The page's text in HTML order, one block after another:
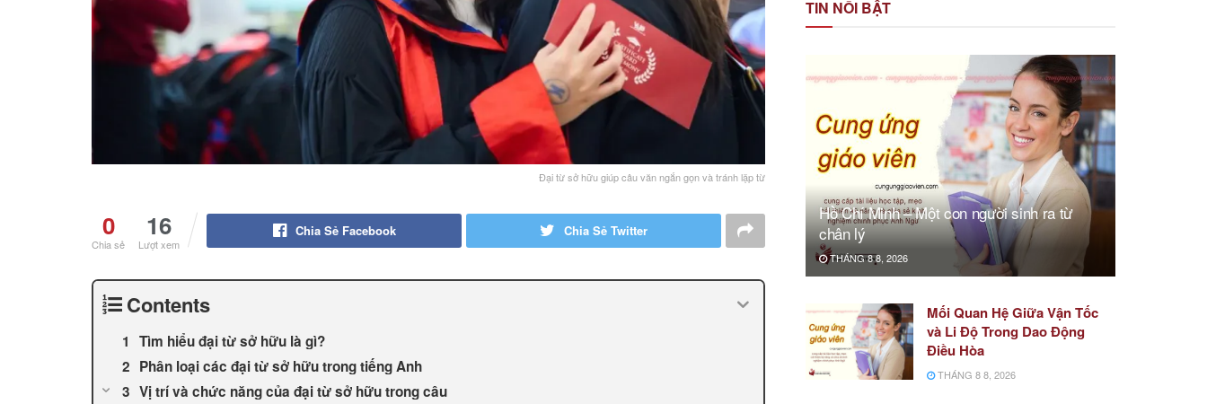
Đại từ sở hữu giúp câu văn ngắn gọn và tránh lặp từ
0
Chia sẻ
16
Lượt xem
Chia Sẻ Facebook Chia Sẻ Twitter
Contents
Tìm hiểu đại từ sở hữu là gì?
Phân loại các đại từ sở hữu trong tiếng Anh
Vị trí và chức năng của đại từ sở hữu trong câu
TIN NỔI BẬT
Hồ Chí Minh – Một con người sinh ra từ
chân lý
THÁNG 8 8, 2026
Mối Quan Hệ Giữa Vận Tốc
và Li Độ Trong Dao Động
Điều Hòa
THÁNG 8 8, 2026